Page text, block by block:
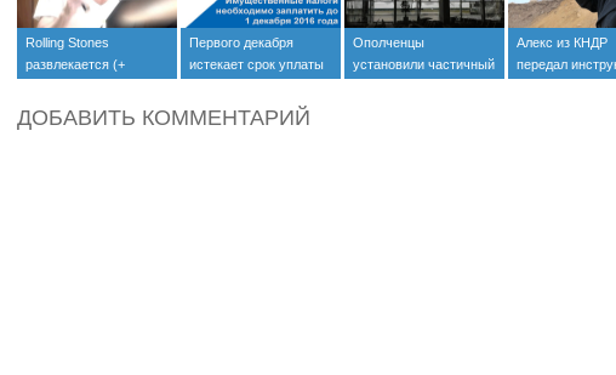
Rolling Stones
развлекается (+
Первого декабря
истекает срок уплаты
Ополченцы
установили частичный
Алекс из КНДР
передал
ДОБАВИТЬ КОММЕНТАРИЙ